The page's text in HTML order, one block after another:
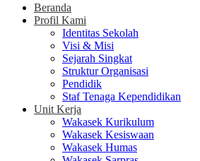
Beranda
Profil Kami
Identitas Sekolah
Visi & Misi
Sejarah Singkat
Struktur Organisasi
Pendidik
Staf Tenaga Kependidikan
Unit Kerja
Wakasek Kurikulum
Wakasek Kesiswaan
Wakasek Humas